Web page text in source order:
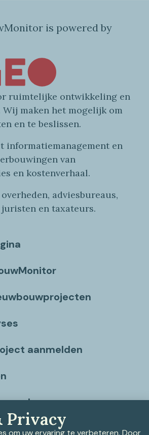
is powered by
ruimtelijke ontwikkeling en
Wij maken het mogelijk om
en te beslissen.
informatiemanagement en
van
en kostenverhaal.
adviesbureaus,
en taxateurs.
aanmelden
Privacy
om uw ervaring te verbeteren. Door